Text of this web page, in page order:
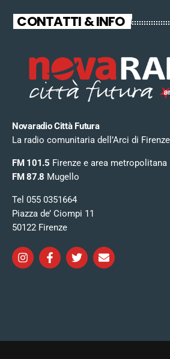
CONTATTI & INFO
Novaradio Città Futura
La radio comunitaria dell’Arci di Firenze
FM 101.5 Firenze e area metropolitana
FM 87.8 Mugello
Tel 055 0351664
Piazza de’ Ciompi 11
50122 Firenze